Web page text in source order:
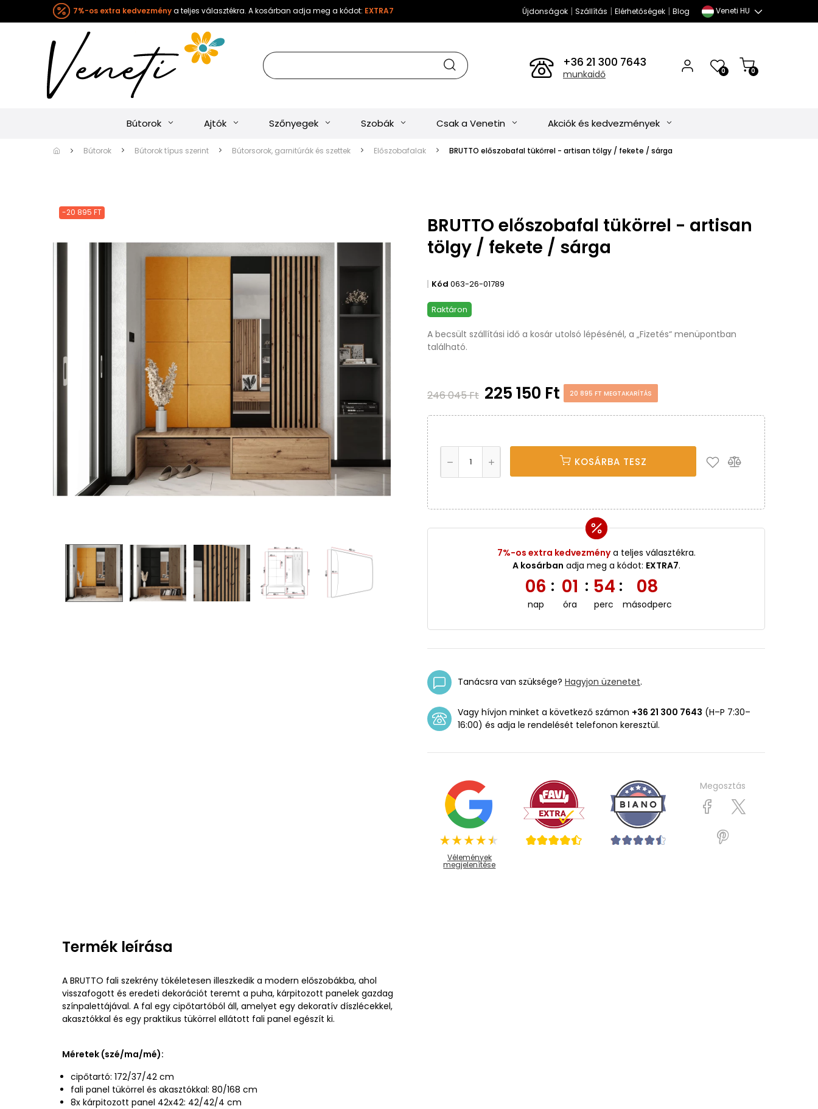
7%-os extra kedvezménya teljes választékra. A kosárban adja meg a kódot: EXTRA7 Újdonságok| Szállítás | Elérhetőségek| Blog Veneti HU
+36 21 300 7643
munkaidő 0 0
Bútorok Ajtók Szőnyegek Szobák Csak a Venetin Akciók és kedvezmények
Bútorok Bútorok típus szerint Bútorsorok, garnitúrák és szettek Előszobafalak BRUTTO előszobafal tükörrel - artisan tölgy / fekete / sárga
-20 895 FT
BRUTTO előszobafal tükörrel - artisan
tölgy / fekete / sárga
Kód 063-26-01789
Raktáron
A becsült szállítási idő a kosár utolsó lépésénél, a „Fizetés“ menüpontban
található.
246 045 Ft 225 150 Ft 20 895 FT MEGTAKARÍTÁS
KOSÁRBA TESZ
7%-os extra kedvezménya teljes választékra.
A kosárban adja meg a kódot: EXTRA7.
06
nap
: 01
óra
: 54
perc
: 06
másodperc
Tanácsra van szüksége? Hagyjon üzenetet.
Vagy hívjon minket a következő számon +36 21 300 7643 (H–P 7:30–
16:00) és adja le rendelését telefonon keresztül.
Vélemények
megjelenítése
Megosztás
Termék leírása
A BRUTTO fali szekrény tökéletesen illeszkedik a modern előszobákba, ahol
visszafogott és eredeti dekorációt teremt a puha, kárpitozott panelek gazdag
színpalettájával. A fal egy cipőtartóból áll, amelyet egy dekoratív díszlécekkel,
akasztókkal és egy praktikus tükörrel ellátott fali panel egészít ki.
Méretek (szé/ma/mé):
cipőtartó: 172/37/42 cm
fali panel tükörrel és akasztókkal: 80/168 cm
8x kárpitozott panel 42x42: 42/42/4 cm